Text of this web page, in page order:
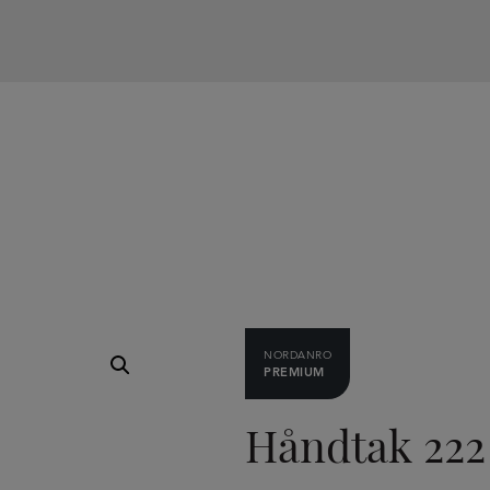
Håndtak 222
NORDANRO
PREMIUM